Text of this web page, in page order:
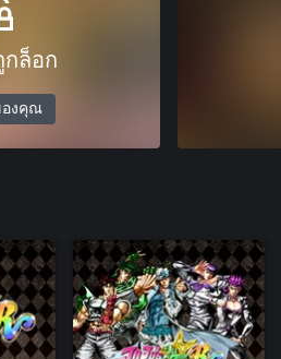
กล็อก
องคุณ